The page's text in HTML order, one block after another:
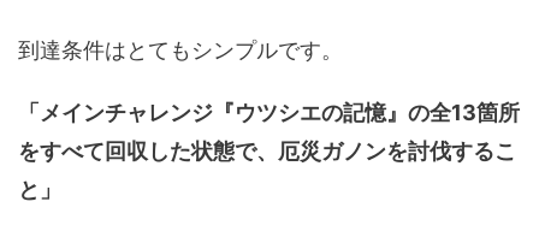
到達条件はとてもシンプルです。
「メインチャレンジ『ウツシエの記憶』の全13箇所
をすべて回収した状態で、厄災ガノンを討伐するこ
と」